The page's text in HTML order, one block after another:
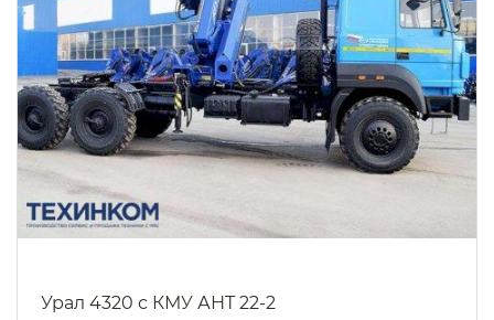
Урал 4320 с КМУ АНТ 22-2